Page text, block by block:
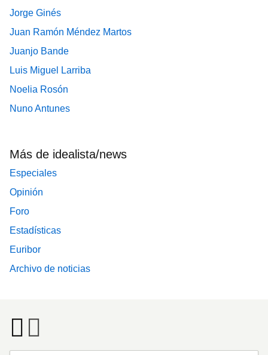
Jorge Ginés
Juan Ramón Méndez Martos
Juanjo Bande
Luis Miguel Larriba
Noelia Rosón
Nuno Antunes
Más de idealista/news
Especiales
Opinión
Foro
Estadísticas
Euribor
Archivo de noticias